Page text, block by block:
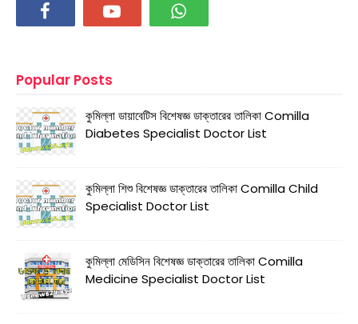
Popular Posts
কুমিল্লা ডায়াবেটিস বিশেষজ্ঞ ডাক্তারের তালিকা Comilla
Diabetes Specialist Doctor List
কুমিল্লা শিশু বিশেষজ্ঞ ডাক্তারের তালিকা Comilla Child
Specialist Doctor List
কুমিল্লা মেডিসিন বিশেষজ্ঞ ডাক্তারের তালিকা Comilla
Medicine Specialist Doctor List